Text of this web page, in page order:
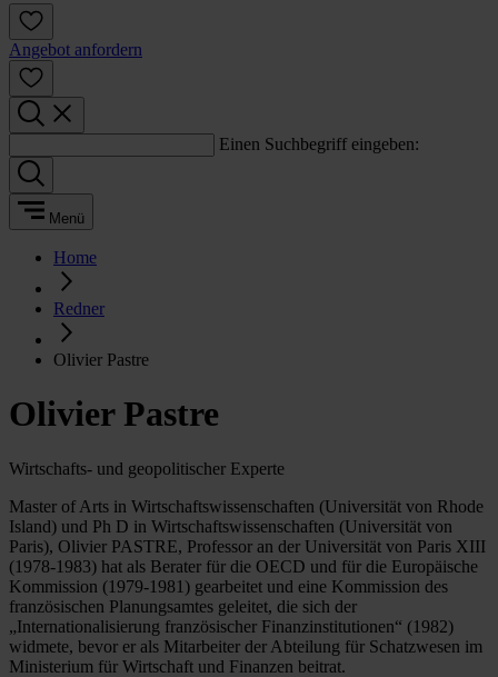
Angebot anfordern
Einen Suchbegriff eingeben:
Menü
Home
Redner
Olivier Pastre
Olivier Pastre
Wirtschafts- und geopolitischer Experte
Master of Arts in Wirtschaftswissenschaften (Universität von Rhode
Island) und Ph D in Wirtschaftswissenschaften (Universität von
Paris), Olivier PASTRE, Professor an der Universität von Paris XIII
(1978-1983) hat als Berater für die OECD und für die Europäische
Kommission (1979-1981) gearbeitet und eine Kommission des
französischen Planungsamtes geleitet, die sich der
„Internationalisierung französischer Finanzinstitutionen“ (1982)
widmete, bevor er als Mitarbeiter der Abteilung für Schatzwesen im
Ministerium für Wirtschaft und Finanzen beitrat.